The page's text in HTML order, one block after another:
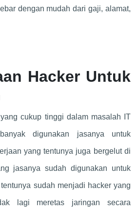
dengan mudah dari gaji, alamat,
Hacker Untuk
cukup tinggi dalam masalah IT
digunakan jasanya untuk
yang tentunya juga bergelut di
jasanya sudah digunakan untuk
sudah menjadi hacker yang
lagi meretas jaringan secara